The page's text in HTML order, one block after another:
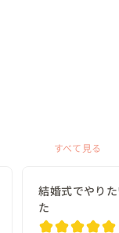
すべて見る
結婚式でやり
た